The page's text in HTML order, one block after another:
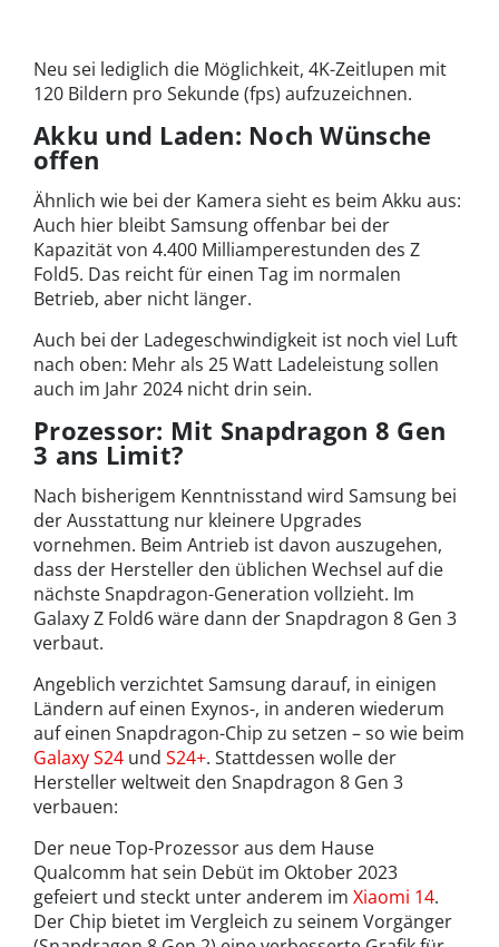
Neu sei lediglich die Möglichkeit, 4K-Zeitlupen mit
120 Bildern pro Sekunde (fps) aufzuzeichnen.
Akku und Laden: Noch Wünsche
offen
Ähnlich wie bei der Kamera sieht es beim Akku aus:
Auch hier bleibt Samsung offenbar bei der
Kapazität von 4.400 Milliamperestunden des Z
Fold5. Das reicht für einen Tag im normalen
Betrieb, aber nicht länger.
Auch bei der Ladegeschwindigkeit ist noch viel Luft
nach oben: Mehr als 25 Watt Ladeleistung sollen
auch im Jahr 2024 nicht drin sein.
Prozessor: Mit Snapdragon 8 Gen
3 ans Limit?
Nach bisherigem Kenntnisstand wird Samsung bei
der Ausstattung nur kleinere Upgrades
vornehmen. Beim Antrieb ist davon auszugehen,
dass der Hersteller den üblichen Wechsel auf die
nächste Snapdragon-Generation vollzieht. Im
Galaxy Z Fold6 wäre dann der Snapdragon 8 Gen 3
verbaut.
Angeblich verzichtet Samsung darauf, in einigen
Ländern auf einen Exynos-, in anderen wiederum
auf einen Snapdragon-Chip zu setzen – so wie beim
Galaxy S24 und S24+. Stattdessen wolle der
Hersteller weltweit den Snapdragon 8 Gen 3
verbauen:
Der neue Top-Prozessor aus dem Hause
Qualcomm hat sein Debüt im Oktober 2023
gefeiert und steckt unter anderem im Xiaomi 14.
Der Chip bietet im Vergleich zu seinem Vorgänger